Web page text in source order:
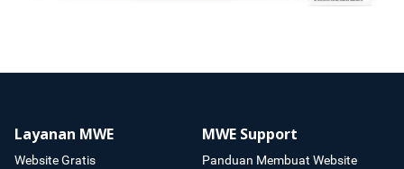
Layanan MWE
Website Gratis
MWE Support
Panduan Membuat Website